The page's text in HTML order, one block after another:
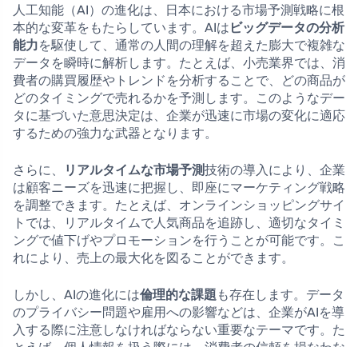
人工知能（AI）の進化は、日本における市場予測戦略に根
本的な変革をもたらしています。AIは ビッグデータの分析
能力を駆使して、通常の人間の理解を超えた膨大で複雑な
データを瞬時に解析します。たとえば、小売業界では、消
費者の購買履歴やトレンドを分析することで、どの商品が
どのタイミングで売れるかを予測します。このようなデー
タに基づいた意思決定は、企業が迅速に市場の変化に適応
するための強力な武器となります。
さらに、 リアルタイムな市場予測技術の導入により、企業
は顧客ニーズを迅速に把握し、即座にマーケティング戦略
を調整できます。たとえば、オンラインショッピングサイ
トでは、リアルタイムで人気商品を追跡し、適切なタイミ
ングで値下げやプロモーションを行うことが可能です。こ
れにより、売上の最大化を図ることができます。
しかし、AIの進化には倫理的な課題 も存在します。データ
のプライバシー問題や雇用への影響などは、企業がAIを導
入する際に注意しなければならない重要なテーマです。た